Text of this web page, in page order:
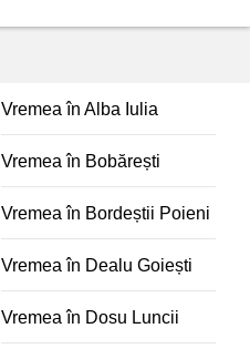
Vremea în Alba Iulia
Vremea în Bobărești
Vremea în Bordeștii Poieni
Vremea în Dealu Goiești
Vremea în Dosu Luncii